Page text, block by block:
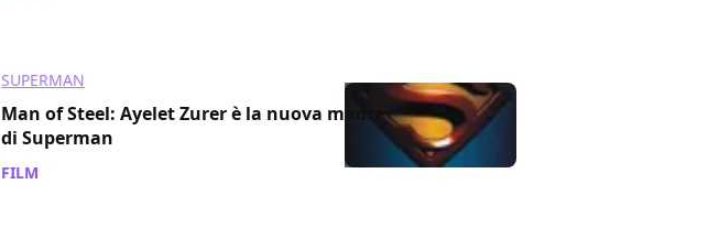
SUPERMAN
Man of Steel: Ayelet Zurer è la nuova madre
di Superman
FILM